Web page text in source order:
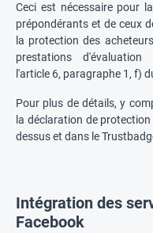
Ceci est nécessaire pour
prépondérants et de ceux
la protection des
prestations d'évaluation
l'article 6, paragraphe 1, f)
Pour plus de détails, y
la déclaration de
dessus et dans le
Intégration des
Facebook